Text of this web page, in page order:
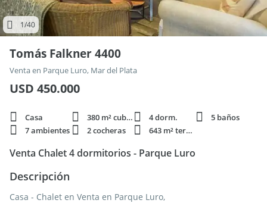
1/40
Tomás Falkner 4400
Venta en Parque Luro, Mar del Plata
USD 450.000
Casa 380 m² cubie. 4 dorm.
5 baños
7 ambientes
2 cocheras 643 m² terren.
Venta Chalet 4 dormitorios - Parque Luro
Descripción
Casa - Chalet en Venta en Parque Luro,